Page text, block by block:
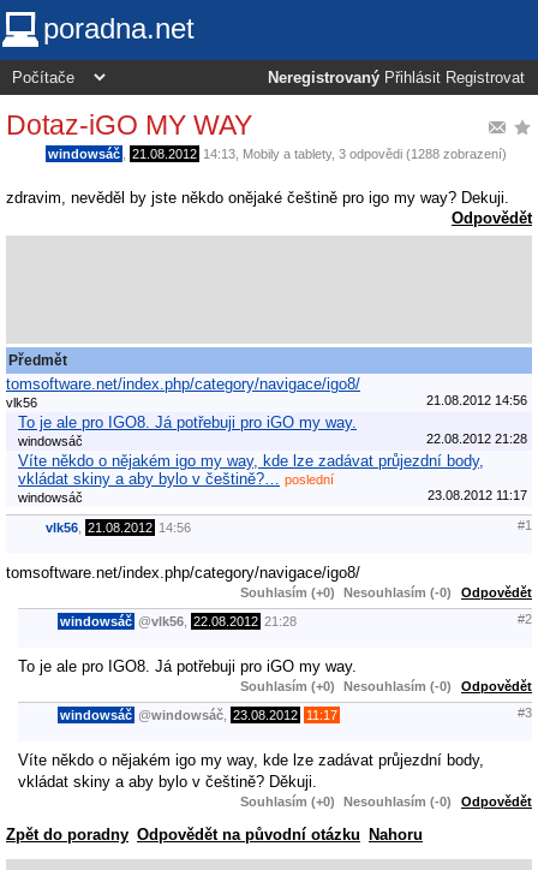
poradna.net
Neregistrovaný Přihlásit Registrovat
Dotaz-iGO MY WAY
windowsáč 21.08.2012 14:13 Mobily a tablety, 3 odpovědi (1288 zobrazení)
zdravim, nevěděl by jste někdo onějaké češtině pro igo my way? Dekuji.
Odpovědět
Předmět
tomsoftware.net/index.php/category/navigace/igo8/
vlk56 21.08.2012 14:56
To je ale pro IGO8. Já potřebuji pro iGO my way.
windowsáč 22.08.2012 21:28
Víte někdo o nějakém igo my way, kde lze zadávat průjezdní body,
vkládat skiny a aby bylo v češtině?…
poslední
windowsáč
23.08.2012 11:17
vlk56 21.08.2012 14:56 #1
tomsoftware.net/index.php/category/navigace/igo8/
Souhlasím (+0) Nesouhlasím (-0) Odpovědět
windowsáč @vlk56 22.08.2012 21:28 #2
To je ale pro IGO8. Já potřebuji pro iGO my way.
Souhlasím (+0) Nesouhlasím (-0) Odpovědět
windowsáč @windowsáč 23.08.2012 11:17 #3
Víte někdo o nějakém igo my way, kde lze zadávat průjezdní body,
vkládat skiny a aby bylo v češtině? Děkuji.
Souhlasím (+0) Nesouhlasím (-0) Odpovědět
Zpět do poradny Odpovědět na původní otázku Nahoru